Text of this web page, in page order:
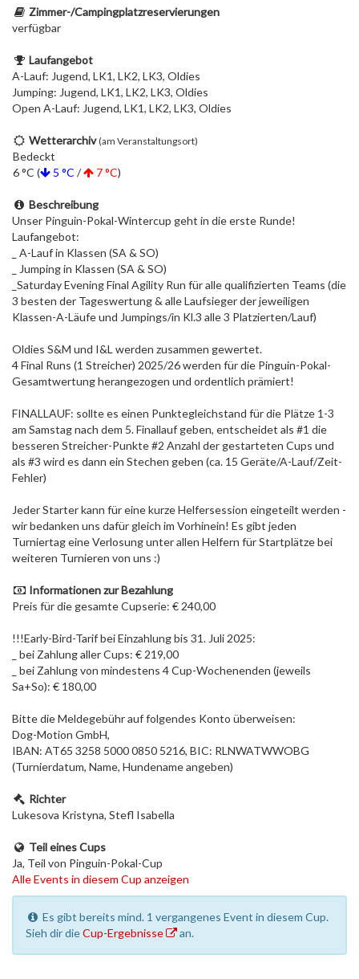
Zimmer-/Campingplatzreservierungen
verfügbar
Laufangebot
A-Lauf: Jugend, LK1, LK2, LK3, Oldies
Jumping: Jugend, LK1, LK2, LK3, Oldies
Open A-Lauf: Jugend, LK1, LK2, LK3, Oldies
Wetterarchiv (am Veranstaltungsort)
Bedeckt
6 °C (
5 °C / 7 °C)
Beschreibung
Unser Pinguin-Pokal-Wintercup geht in die erste Runde!
Laufangebot:
_ A-Lauf in Klassen (SA & SO)
_ Jumping in Klassen (SA & SO)
_Saturday Evening Final Agility Run für alle qualifizierten Teams (die
3 besten der Tageswertung & alle Laufsieger der jeweiligen
Klassen-A-Läufe und Jumpings/in Kl.3 alle 3 Platzierten/Lauf)
Oldies S&M und I&L werden zusammen gewertet.
4 Final Runs (1 Streicher) 2025/26 werden für die Pinguin-Pokal-
Gesamtwertung herangezogen und ordentlich prämiert!
FINALLAUF: sollte es einen Punktegleichstand für die Plätze 1-3
am Samstag nach dem 5. Finallauf geben, entscheidet als #1 die
besseren Streicher-Punkte #2 Anzahl der gestarteten Cups und
als #3 wird es dann ein Stechen geben (ca. 15 Geräte/A-Lauf/Zeit-
Fehler)
Jeder Starter kann für eine kurze Helfersession eingeteilt werden -
wir bedanken uns dafür gleich im Vorhinein! Es gibt jeden
Turniertag eine Verlosung unter allen Helfern für Startplätze bei
weiteren Turnieren von uns :)
Informationen zur Bezahlung
Preis für die gesamte Cupserie: € 240,00
!!!Early-Bird-Tarif bei Einzahlung bis 31. Juli 2025:
_ bei Zahlung aller Cups: € 219,00
_ bei Zahlung von mindestens 4 Cup-Wochenenden (jeweils
Sa+So): € 180,00
Bitte die Meldegebühr auf folgendes Konto überweisen:
Dog-Motion GmbH,
IBAN: AT65 3258 5000 0850 5216, BIC: RLNWATWWOBG
(Turnierdatum, Name, Hundename angeben)
Richter
Lukesova Kristyna, Stefl Isabella
Teil eines Cups
Ja, Teil von Pinguin-Pokal-Cup
Alle Events in diesem Cup anzeigen
Es gibt bereits mind. 1 vergangenes Event in diesem Cup.
Sieh dir dieCup-Ergebnisse an.